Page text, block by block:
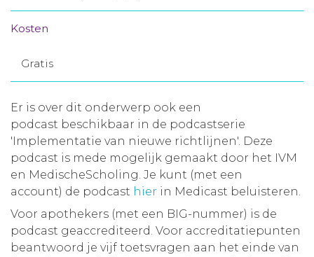
Kosten
Gratis
Er is over dit onderwerp ook een
podcast beschikbaar in de podcastserie
'Implementatie van nieuwe richtlijnen'. Deze
podcast is mede mogelijk gemaakt door het IVM
en MedischeScholing. Je kunt (met een
account) de podcast hier in Medicast beluisteren.
Voor apothekers (met een BIG-nummer) is de
podcast geaccrediteerd. Voor accreditatiepunten
beantwoord je vijf toetsvragen aan het einde van